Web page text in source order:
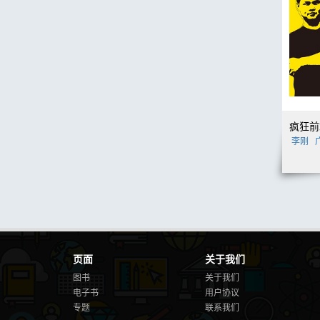
李刚
页面
图书
电子书
专题
关于我们
关于我们
用户协议
联系我们